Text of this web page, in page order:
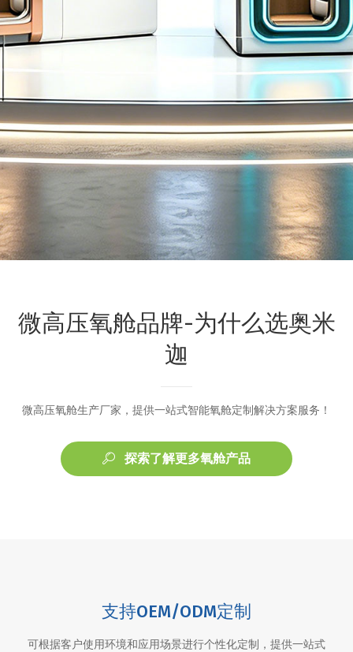
微高压氧舱品牌-为什么选奥米
迦
微高压氧舱生产厂家，提供一站式智能氧舱定制解决方案服务！
探索了解更多氧舱产品
支持OEM/ODM定制
可根据客户使用环境和应用场景进行个性化定制，提供一站式